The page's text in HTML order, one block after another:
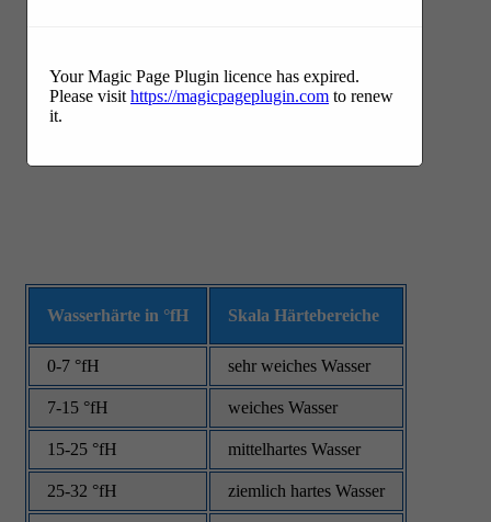
Wasserhärte in °fH Skala Härtebereiche
0-7 °fH sehr weiches Wasser
7-15 °fH weiches Wasser
15-25 °fH mittelhartes Wasser
25-32 °fH ziemlich hartes Wasser
Your Magic Page Plugin licence has expired.
Please visit https://magicpageplugin.com to renew
it.